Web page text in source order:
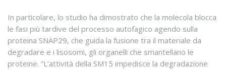
In particolare, lo studio ha dimostrato che la molecola blocca
le fasi più tardive del processo autofagico agendo sulla
proteina SNAP29, che guida la fusione tra il materiale da
degradare e i lisosomi, gli organelli che smantellano le
proteine. “L’attività della SM15 impedisce la degradazione